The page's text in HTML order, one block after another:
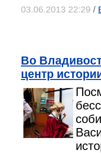
03.06.2013 22:29 /
Во
центр